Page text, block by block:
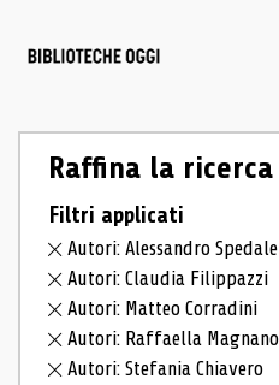
Raffina la ricerca
Filtri applicati
Autori: Alessandro Spedale
Autori: Claudia Filippazzi
Autori: Matteo Corradini
Autori: Raffaella Magnano
Autori: Stefania Chiavero